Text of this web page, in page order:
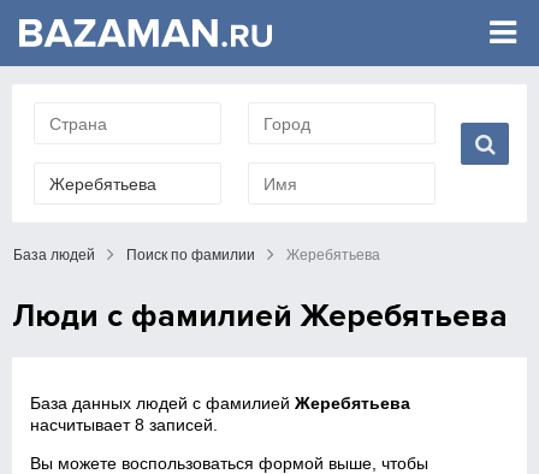
База людей Поиск по фамилии Жеребятьева
Люди с фамилией Жеребятьева
База данных людей с фамилиейЖеребятьева
насчитывает 8 записей.
Вы можете воспользоваться формой выше, чтобы